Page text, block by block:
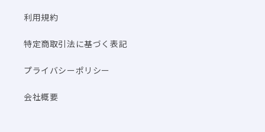
利用規約
特定商取引法に基づく表記
プライバシーポリシー
会社概要